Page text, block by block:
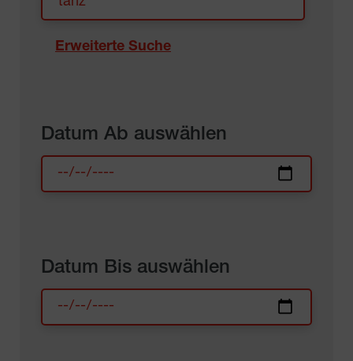
Erweiterte Suche
Datum Ab auswählen
Datum Bis auswählen